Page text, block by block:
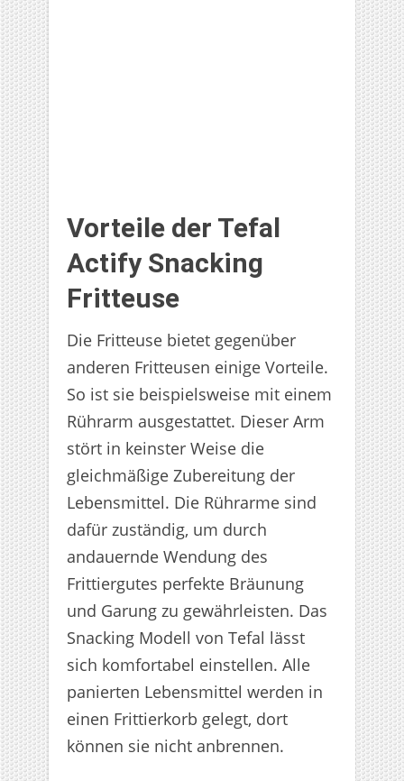
Vorteile der Tefal
Actify Snacking
Fritteuse
Die Fritteuse bietet gegenüber
anderen Fritteusen einige Vorteile.
So ist sie beispielsweise mit einem
Rührarm ausgestattet. Dieser Arm
stört in keinster Weise die
gleichmäßige Zubereitung der
Lebensmittel. Die Rührarme sind
dafür zuständig, um durch
andauernde Wendung des
Frittiergutes perfekte Bräunung
und Garung zu gewährleisten. Das
Snacking Modell von Tefal lässt
sich komfortabel einstellen. Alle
panierten Lebensmittel werden in
einen Frittierkorb gelegt, dort
können sie nicht anbrennen.